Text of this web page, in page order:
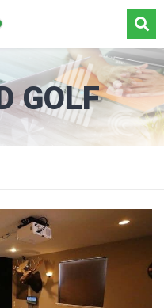
GOLF